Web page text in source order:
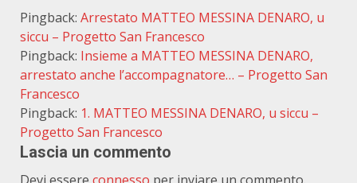
Pingback: Arrestato MATTEO MESSINA DENARO, u
siccu – Progetto San Francesco
Pingback: Insieme a MATTEO MESSINA DENARO,
arrestato anche l’accompagnatore… – Progetto San
Francesco
Pingback: 1. MATTEO MESSINA DENARO, u siccu –
Progetto San Francesco
Lascia un commento